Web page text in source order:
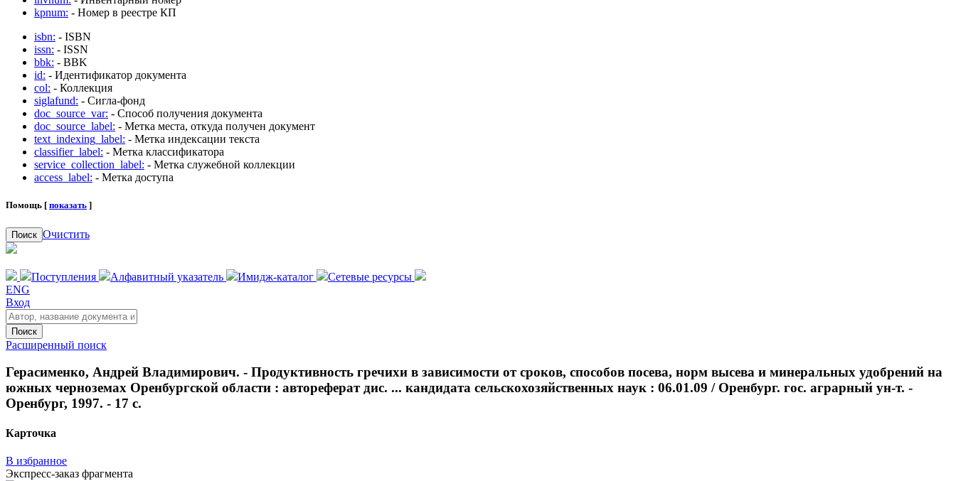
kpnum: - Номер в реестре КП
isbn: - ISBN
issn: - ISSN
bbk: - BBK
id: - Идентификатор документа
col: - Коллекция
siglafund: - Сигла-фонд
doc_source_var: - Способ получения документа
doc_source_label: - Метка места, откуда получен документ
text_indexing_label: - Метка индексации текста
classifier_label: - Метка классификатора
service_collection_label: - Метка служебной коллекции
access_label: - Метка доступа
Помощь [ показать ]
Поиск Очистить
Поступления Алфавитный указатель Имидж-каталог
Сетевые ресурсы
ENG
Вход
Поиск
Расширенный поиск
Герасименко, Андрей Владимирович. - Продуктивность гречихи в зависимости от сроков, способов посева, норм высева и минеральных удобрений на
южных черноземах Оренбургской области : автореферат дис. ... кандидата сельскохозяйственных наук : 06.01.09 / Оренбург. гос. аграрный ун-т. -
Оренбург, 1997. - 17 с.
Карточка
В избранное
Экспресс-заказ фрагмента